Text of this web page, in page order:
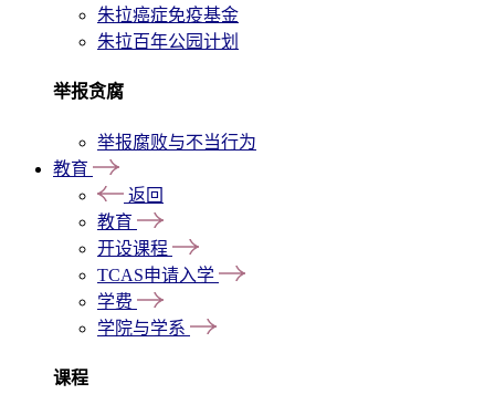
朱拉癌症免疫基金
朱拉百年公园计划
举报贪腐
举报腐败与不当行为
教育
返回
教育
开设课程
TCAS申请入学
学费
学院与学系
课程